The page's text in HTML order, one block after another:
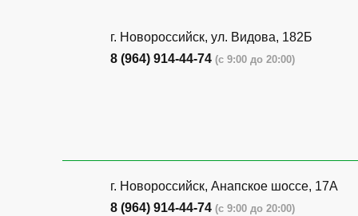
г. Новороссийск, ул. Видова, 182Б
8 (964) 914-44-74 (с 9:00 до 20:00)
г. Новороссийск, Анапское шоссе, 17А
8 (964) 914-44-74 (с 9:00 до 20:00)